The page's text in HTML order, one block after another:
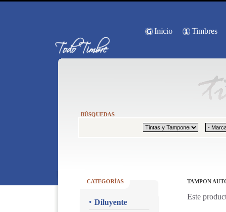
Inicio Timbres
BÚSQUEDAS
CATEGORÍAS
Diluyente
TAMPON
Este